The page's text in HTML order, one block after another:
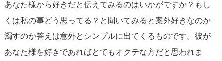
あなた様から好きだと伝えてみるのはいかがですか？もし
くは私の事どう思ってる？と聞いてみると案外好きなのか
濁すのか答えは意外とシンプルに出てくるものです。彼が
あなた様を好きであればとてもオクテな方だと思われま